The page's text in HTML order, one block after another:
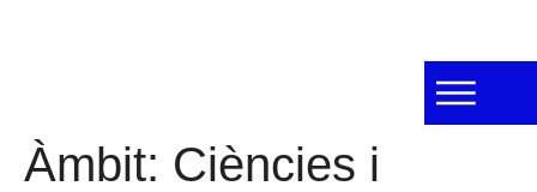
Àmbit: Ciències i